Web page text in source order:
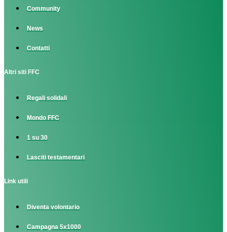
Community
News
Contatti
Altri siti FFC
Regali solidali
Mondo FFC
1 su 30
Lasciti testamentari
Link utili
Diventa volontario
Campagna 5x1000